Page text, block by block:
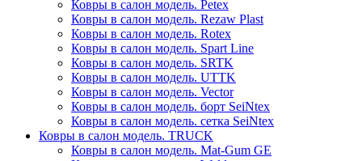
Ковры в салон модель. Petex
Ковры в салон модель. Rezaw Plast
Ковры в салон модель. Rotex
Ковры в салон модель. Spart Line
Ковры в салон модель. SRTK
Ковры в салон модель. UTTK
Ковры в салон модель. Vector
Ковры в салон модель. борт SeiNtex
Ковры в салон модель. сетка SeiNtex
Ковры в салон модель. TRUCK
Ковры в салон модель. Mat-Gum GE